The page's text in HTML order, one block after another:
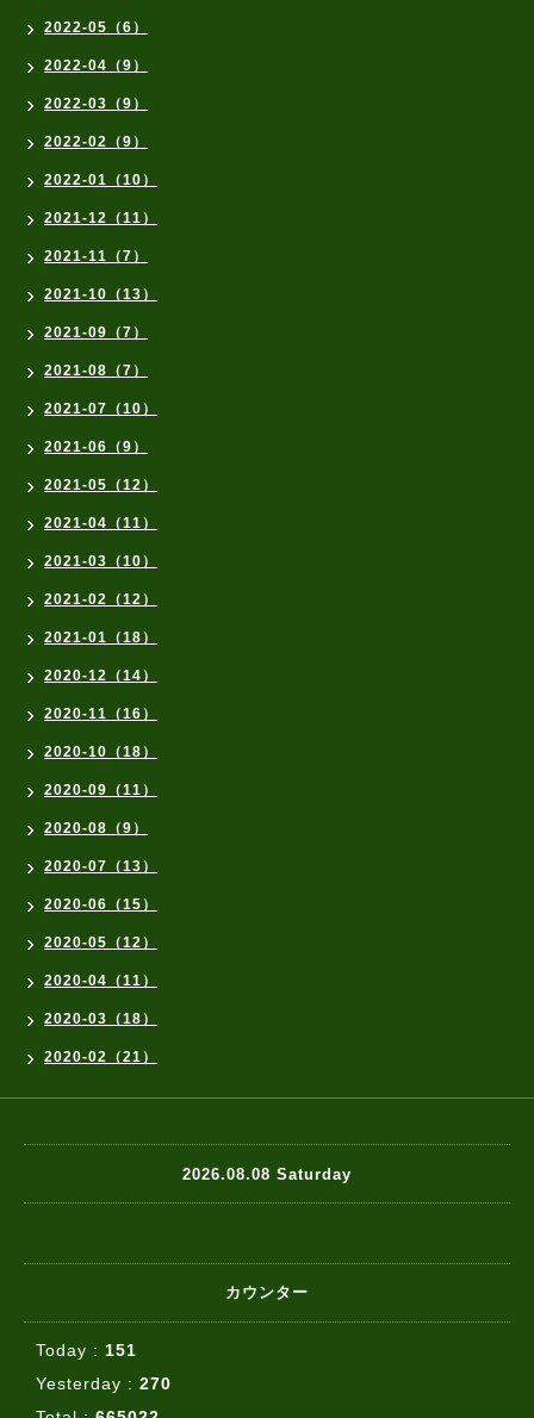
2022-05（6）
2022-04（9）
2022-03（9）
2022-02（9）
2022-01（10）
2021-12（11）
2021-11（7）
2021-10（13）
2021-09（7）
2021-08（7）
2021-07（10）
2021-06（9）
2021-05（12）
2021-04（11）
2021-03（10）
2021-02（12）
2021-01（18）
2020-12（14）
2020-11（16）
2020-10（18）
2020-09（11）
2020-08（9）
2020-07（13）
2020-06（15）
2020-05（12）
2020-04（11）
2020-03（18）
2020-02（21）
2026.08.08 Saturday
カウンター
Today : 151
Yesterday : 270